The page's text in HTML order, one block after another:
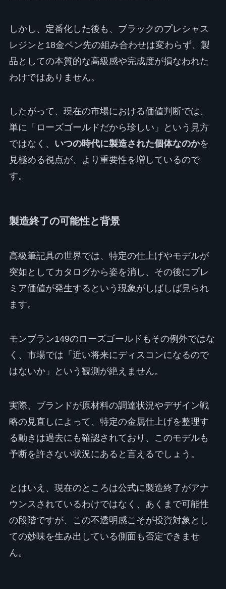
しかし、定番化した後も、ブラックのプレシャス
レジンと18金ペン先の組み合わせは変わらず、製
品としての本質的な高級感や完成度が損なわれた
わけではありません。
したがって、現在の市場における価値判断では、
単に「ローズゴールドだから珍しい」という見方
ではなく、 いつの時代に製造された個体なのかを
見極める視点が、より重要性を増しているので
す。
製造終了の可能性と背景
高級筆記具の世界では、特定の仕上げやモデルが
突如としてカタログから姿を消し、その後にプレ
ミア価値が発生するという現象がしばしば見られ
ます。
モンブラン149のローズゴールドもその例外ではな
く、市場では「近い将来にディスコンになるので
はないか」という観測が絶えません。
実際、ブランドが原材料の調達状況やデザイン戦
略の見直しによって、特定の金属仕上げを整理す
る動きは過去にも確認されており、このモデルも
予断を許さない状況にあると言えるでしょう。
とはいえ、現在のところは公式に製造終了がアナ
ウンスされているわけではなく、あくまで可能性
の段階ですが、この不透明感こそが投資対象とし
ての妙味を生み出している側面も否定できませ
ん。